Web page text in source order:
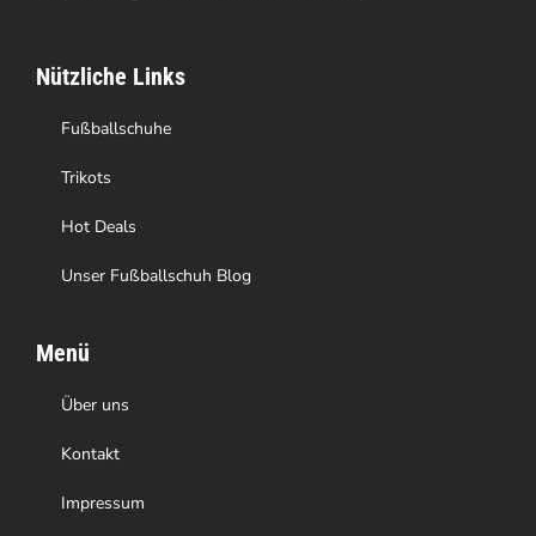
der
Produktseite
gewählt
werden
Nützliche Links
Fußballschuhe
Trikots
Hot Deals
Unser Fußballschuh Blog
Menü
Über uns
Kontakt
Impressum